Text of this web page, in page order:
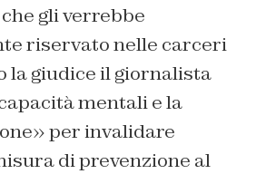
gli verrebbe
riservato nelle carceri
la giudice il giornalista
mentali e la
per invalidare
di prevenzione al